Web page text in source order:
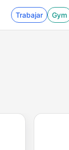
Trabajar Gym